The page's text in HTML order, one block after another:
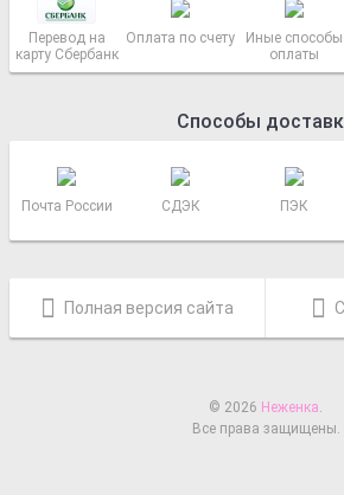
Перевод на
карту Сбербанк
Оплата по счету
Иные способы
оплаты
Способы
Почта России СДЭК ПЭК
Полная версия сайта
© 2026 Неженка.
Все права защищены.